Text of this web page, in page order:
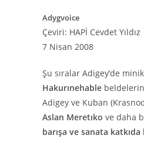
Adygvoice
Çeviri: HAPİ Cevdet Yıldız
7 Nisan 2008
Şu sıralar Adigey’de
Hakurınehable
Adigey ve Kuban
Aslan Meretıko ve daha
barışa ve sanata